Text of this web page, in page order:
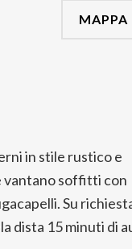
MAPPA
in stile rustico e
vantano soffitti con
Su
dista 15 minuti di